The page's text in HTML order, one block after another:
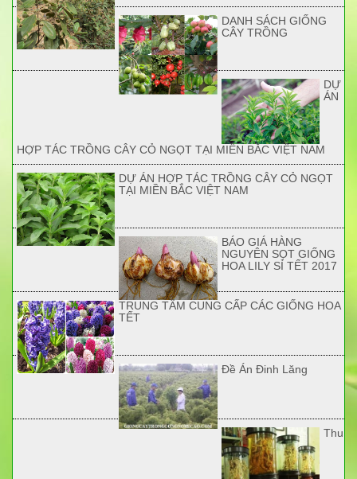
DANH SÁCH GIỐNG
CÂY TRỒNG
DỰ
ÁN
HỢP TÁC TRỒNG CÂY CỎ NGỌT TẠI MIỀN BẮC VIỆT NAM
DỰ ÁN HỢP TÁC TRỒNG CÂY CỎ NGỌT
TẠI MIỀN BẮC VIỆT NAM
BÁO GIÁ HÀNG
NGUYÊN SỌT GIỐNG
HOA LILY SỈ TẾT 2017
TRUNG TÂM CUNG CẤP CÁC GIỐNG HOA
TẾT
Đề Án Đinh Lăng
Thu